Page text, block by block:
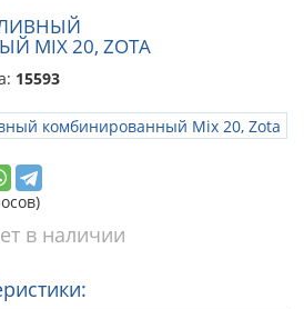
MIX 20, ZOTA
15593
в наличии